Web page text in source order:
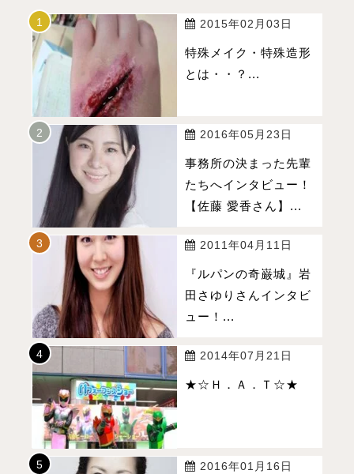
2015年02月03日
特殊メイク・特殊造形
とは・・？...
2016年05月23日
事務所の決まった先輩
たちへインタビュー！
【佐藤 愛香さん】...
2011年04月11日
『ルパンの奇巌城』岩
田さゆりさんインタビ
ュー！...
2014年07月21日
★☆Ｈ．Ａ．Ｔ☆★
2016年01月16日